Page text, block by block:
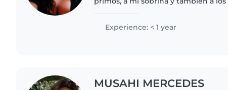
cuidando niños..
Experience: < 1 year
MUSAHI MERCEDES